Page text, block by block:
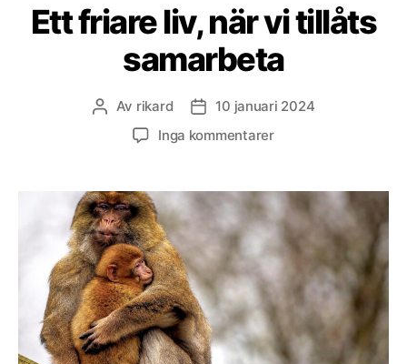
Ett friare liv, när vi tillåts
samarbeta
Inläggsförfattare
Av rikard Inläggsdatum
10 januari 2024
Inga kommentarertill
liv,
när
tillåts
samarbeta